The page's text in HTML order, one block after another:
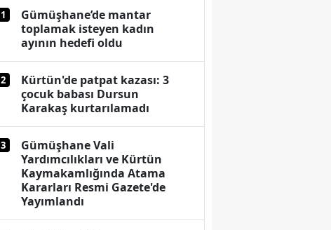
1
Gümüşhane’de mantar
toplamak isteyen kadın
ayının hedefi oldu
2
Kürtün'de patpat kazası: 3
çocuk babası Dursun
Karakaş kurtarılamadı
3
Gümüşhane Vali
Yardımcılıkları ve Kürtün
Kaymakamlığında Atama
Kararları Resmi Gazete'de
Yayımlandı